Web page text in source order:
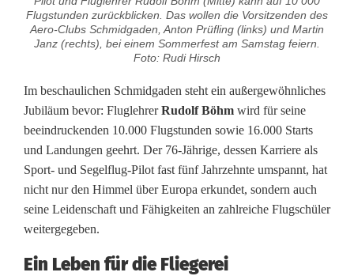
h
f
ü
r
F
l
u
Flugstunden zurückblicken. Das wollen die Vorsitzenden des
Aero-Clubs Schmidgaden, Anton Prüfling (links) und Martin
Janz (rechts), bei einem Sommerfest am Samstag feiern.
Foto: Rudi Hirsch
Im beschaulichen Schmidgaden steht ein außergewöhnliches
Jubiläum bevor: FluglehrerRudolf Böhm wird für seine
beeindruckenden 10.000 Flugstunden sowie 16.000 Starts
und Landungen geehrt. Der 76-Jährige, dessen Karriere als
Sport- und Segelflug-Pilot fast fünf Jahrzehnte umspannt, hat
nicht nur den Himmel über Europa erkundet, sondern auch
seine Leidenschaft und Fähigkeiten an zahlreiche Flugschüler
weitergegeben.
Ein Leben für die Fliegerei